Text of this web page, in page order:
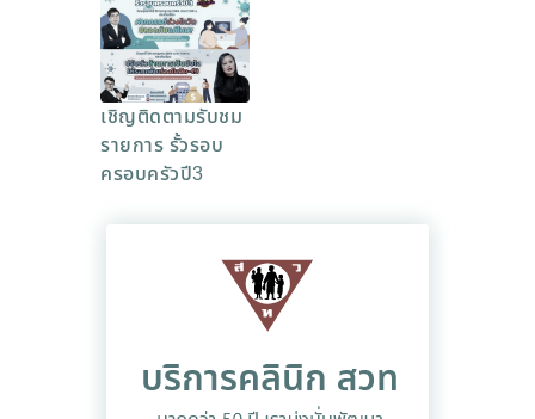
เชิญติดตามรับชม
รายการ รั้วรอบ
ครอบครัวปี3